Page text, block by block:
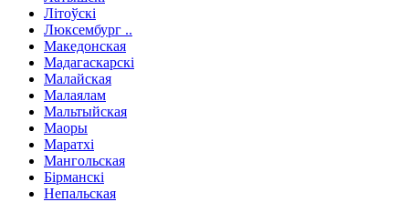
Літоўскі
Люксембург ..
Македонская
Мадагаскарскі
Малайская
Малаялам
Мальтыйская
Маоры
Маратхі
Мангольская
Бірманскі
Непальская